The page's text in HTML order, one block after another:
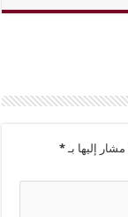
مشار إليها بـ*